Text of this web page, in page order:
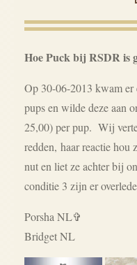
Hoe Puck bij RSDR is
Op 30-06-2013 kwam er
pups en wilde deze aan
25,00) per pup. Wij
redden, haar reactie hou
nut en liet ze achter bij
conditie 3 zijn er
Porsha NL✞
Bridget NL